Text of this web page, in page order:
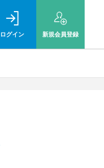
ログイン 新規会員登録